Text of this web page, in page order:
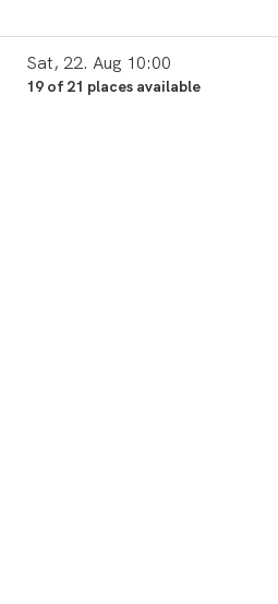
Sat, 22. Aug 10:00
19 of 21 places available